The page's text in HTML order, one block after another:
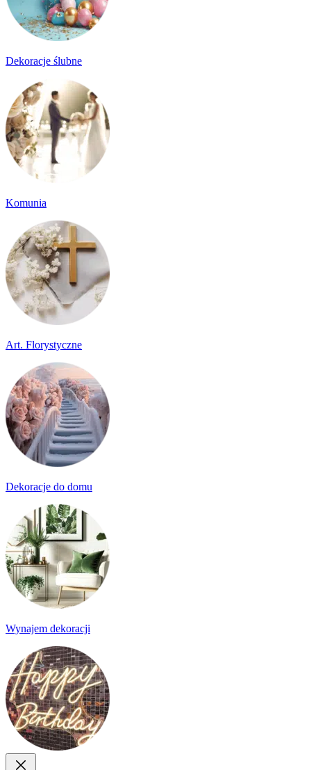
Dekoracje ślubne
Komunia
Art. Florystyczne
Dekoracje do domu
Wynajem dekoracji